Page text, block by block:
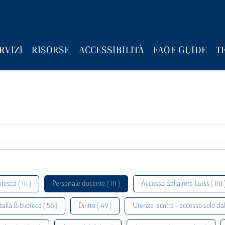
RISORSE ACCESSIBILITÀ FAQ E GUIDE
( 111 ) Personale docente ( 111 ) Accesso dalla rete Luiss ( 110
Biblioteca ( 56 ) Diritto ( 49 ) Utenza iscritta - accesso solo